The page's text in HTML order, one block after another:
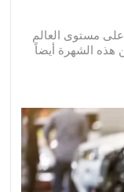
مستوى العالم
هذه الشهرة أيضاً